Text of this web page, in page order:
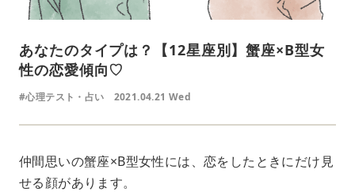
あなたのタイプは？【12星座別】蟹座×B型女
性の恋愛傾向♡
#心理テスト・占い 2021.04.21 Wed
仲間思いの蟹座×B型女性には、恋をしたときにだけ見
せる顔があります。